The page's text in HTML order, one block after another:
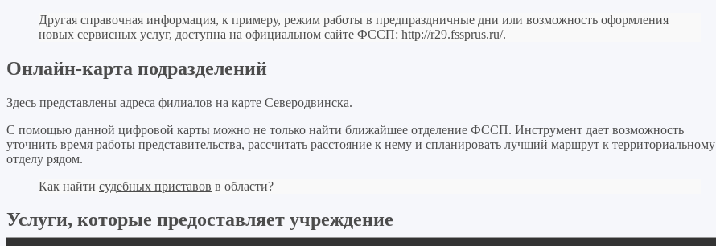
Другая справочная информация, к примеру, режим работы в предпраздничные дни или возможность оформления
новых сервисных услуг, доступна на официальном сайте ФССП: http://r29.fssprus.ru/.
Онлайн-карта подразделений
Здесь представлены адреса филиалов на карте Северодвинска.
С помощью данной цифровой карты можно не только найти ближайшее отделение ФССП. Инструмент дает возможность
уточнить время работы представительства, рассчитать расстояние к нему и спланировать лучший маршрут к территориальному
отделу рядом.
Как найти судебных приставов в области?
Услуги, которые предоставляет учреждение